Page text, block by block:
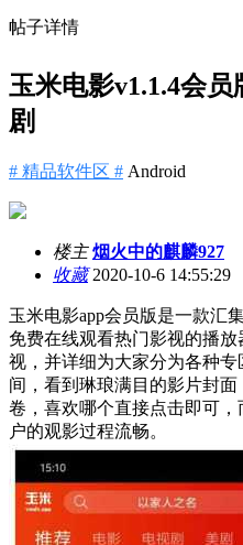
帖子详情
玉米电影v1.1.4会
剧
# 精品软件区 # Android
楼主 烟火中的麒麟927
收藏2020-10-6 14:55:29
玉米电影app会员版是一款汇
免费在线观看热门影视的播
视，并详细为大家分为各种
间，看到琳琅满目的影片封
卷，喜欢哪个直接点击即可
户的观影过程流畅。